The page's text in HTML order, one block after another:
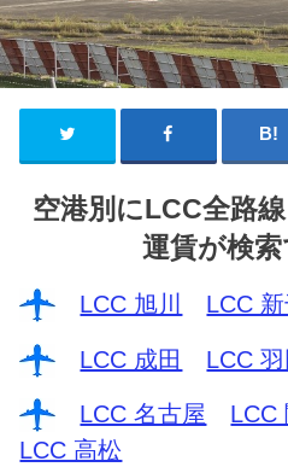
空港別にLCC全路
運賃が検
LCC 旭川 LCC
LCC 成田 LCC 羽
LCC 名古屋 LCC
LCC 高松